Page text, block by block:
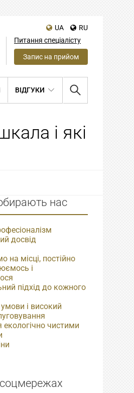
UA
RU
Питання спеціалісту
Запис на прийом
ВІДГУКИ
і які
нас
досвід
на місці, постійно
і
підхід до кожного
і високий
екологічно чистими